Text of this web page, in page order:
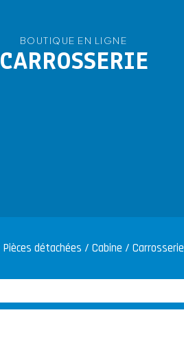
BOUTIQUE EN LIGNE
CARROSSERIE
Pièces détachées / Cabine / Carrosserie